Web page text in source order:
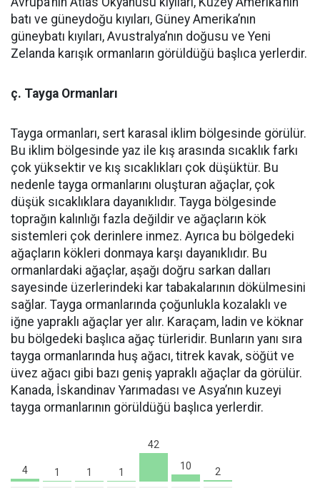
batı ve güneydoğu kıyıları, Güney Amerika’nın
güneybatı kıyıları, Avustralya’nın doğusu ve Yeni
Zelanda karışık ormanların görüldüğü başlıca yerlerdir.
ç. Tayga Ormanları
Tayga ormanları, sert karasal iklim bölgesinde görülür.
Bu iklim bölgesinde yaz ile kış arasında sıcaklık farkı
çok yüksektir ve kış sıcaklıkları çok düşüktür. Bu
nedenle tayga ormanlarını oluşturan ağaçlar, çok
düşük sıcaklıklara dayanıklıdır. Tayga bölgesinde
toprağın kalınlığı fazla değildir ve ağaçların kök
sistemleri çok derinlere inmez. Ayrıca bu bölgedeki
ağaçların kökleri donmaya karşı dayanıklıdır. Bu
ormanlardaki ağaçlar, aşağı doğru sarkan dalları
sayesinde üzerlerindeki kar tabakalarının dökülmesini
sağlar. Tayga ormanlarında çoğunlukla kozalaklı ve
iğne yapraklı ağaçlar yer alır. Karaçam, ladin ve köknar
bu bölgedeki başlıca ağaç türleridir. Bunların yanı sıra
tayga ormanlarında huş ağacı, titrek kavak, söğüt ve
üvez ağacı gibi bazı geniş yapraklı ağaçlar da görülür.
Kanada, İskandinav Yarımadası ve Asya’nın kuzeyi
tayga ormanlarının görüldüğü başlıca yerlerdir.
4 1 1 1
42
10
2